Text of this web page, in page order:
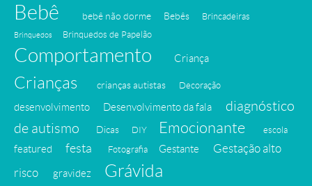
Bebê
bebê não dorme Bebês Brincadeiras
Brinquedos Brinquedos de Papelão
Comportamento Criança
Crianças crianças autistas Decoração
desenvolvimento Desenvolvimento da fala
diagnóstico
de autismo
Dicas DIY Emocionante escola
featured festa Fotografia Gestante
Gestação alto
risco
gravidez Grávida